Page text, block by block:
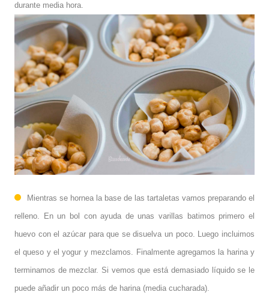
durante media hora.
Mientras se hornea la base de las tartaletas vamos preparando el
relleno. En un bol con ayuda de unas varillas batimos primero el
huevo con el azúcar para que se disuelva un poco. Luego incluimos
el queso y el yogur y mezclamos. Finalmente agregamos la harina y
terminamos de mezclar. Si vemos que está demasiado líquido se le
puede añadir un poco más de harina (media cucharada).